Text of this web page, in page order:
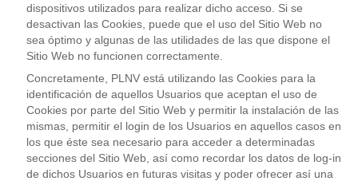
dispositivos utilizados para realizar dicho acceso. Si se
desactivan las Cookies, puede que el uso del Sitio Web no
sea óptimo y algunas de las utilidades de las que dispone el
Sitio Web no funcionen correctamente.
Concretamente, PLNV está utilizando las Cookies para la
identificación de aquellos Usuarios que aceptan el uso de
Cookies por parte del Sitio Web y permitir la instalación de las
mismas, permitir el login de los Usuarios en aquellos casos en
los que éste sea necesario para acceder a determinadas
secciones del Sitio Web, así como recordar los datos de log-in
de dichos Usuarios en futuras visitas y poder ofrecer así una